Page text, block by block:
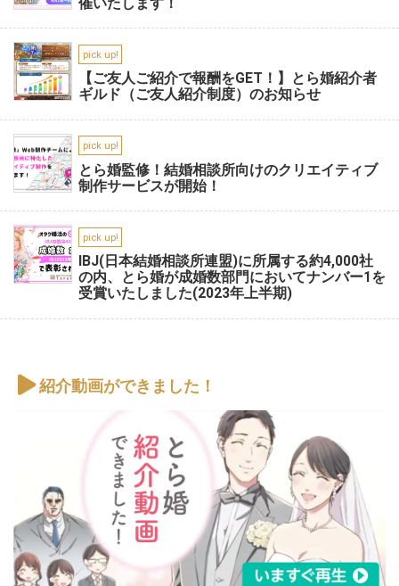
pick up!
【ご友人ご紹介で報酬をGET！】とら婚紹介者
ギルド（ご友人紹介制度）のお知らせ
pick up!
とら婚監修！結婚相談所向けのクリエイティブ
制作サービスが開始！
pick up!
IBJ(日本結婚相談所連盟)に所属する約4,000社
の内、とら婚が成婚数部門においてナンバー1を
受賞いたしました(2023年上半期)
紹介動画ができました！